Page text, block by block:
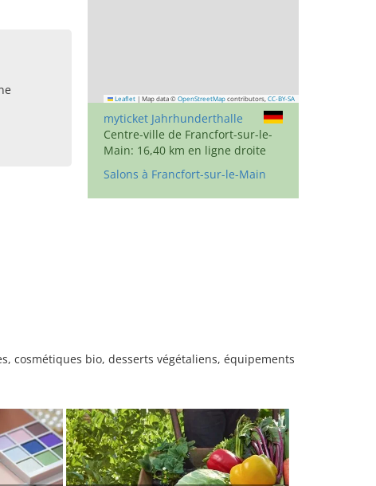
Leaflet | Map data © OpenStreetMap contributors, CC-BY-SA
myticket Jahrhunderthalle
Centre-ville de Francfort-sur-le-
Main: 16,40 km en ligne droite
Salons à Francfort-sur-le-Main
cosmétiques bio, desserts végétaliens, équipements